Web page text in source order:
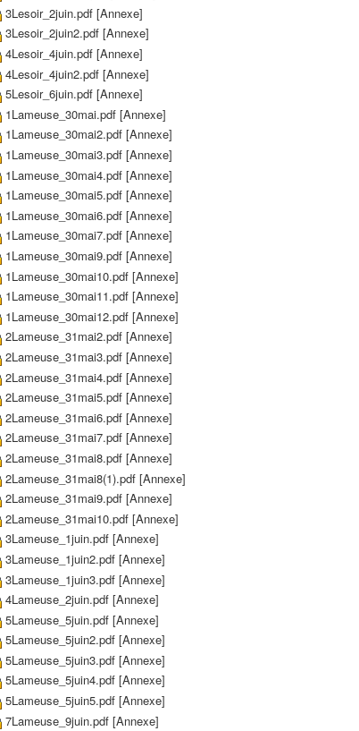
3Lesoir_2juin.pdf [Annexe]
3Lesoir_2juin2.pdf [Annexe]
4Lesoir_4juin.pdf [Annexe]
4Lesoir_4juin2.pdf [Annexe]
5Lesoir_6juin.pdf [Annexe]
1Lameuse_30mai.pdf [Annexe]
1Lameuse_30mai2.pdf [Annexe]
1Lameuse_30mai3.pdf [Annexe]
1Lameuse_30mai4.pdf [Annexe]
1Lameuse_30mai5.pdf [Annexe]
1Lameuse_30mai6.pdf [Annexe]
1Lameuse_30mai7.pdf [Annexe]
1Lameuse_30mai9.pdf [Annexe]
1Lameuse_30mai10.pdf [Annexe]
1Lameuse_30mai11.pdf [Annexe]
1Lameuse_30mai12.pdf [Annexe]
2Lameuse_31mai2.pdf [Annexe]
2Lameuse_31mai3.pdf [Annexe]
2Lameuse_31mai4.pdf [Annexe]
2Lameuse_31mai5.pdf [Annexe]
2Lameuse_31mai6.pdf [Annexe]
2Lameuse_31mai7.pdf [Annexe]
2Lameuse_31mai8.pdf [Annexe]
2Lameuse_31mai8(1).pdf [Annexe]
2Lameuse_31mai9.pdf [Annexe]
2Lameuse_31mai10.pdf [Annexe]
3Lameuse_1juin.pdf [Annexe]
3Lameuse_1juin2.pdf [Annexe]
3Lameuse_1juin3.pdf [Annexe]
4Lameuse_2juin.pdf [Annexe]
5Lameuse_5juin.pdf [Annexe]
5Lameuse_5juin2.pdf [Annexe]
5Lameuse_5juin3.pdf [Annexe]
5Lameuse_5juin4.pdf [Annexe]
5Lameuse_5juin5.pdf [Annexe]
7Lameuse_9juin.pdf [Annexe]